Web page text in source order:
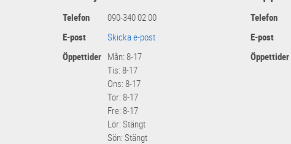
Telefon
090-340 02 00
E-post
Skicka e-post
Öppettider Mån: 8-17
Tis: 8-17
Ons: 8-17
Tor: 8-17
Fre: 8-17
Lör: Stängt
Sön: Stängt
Telefon
E-post
Öppettider